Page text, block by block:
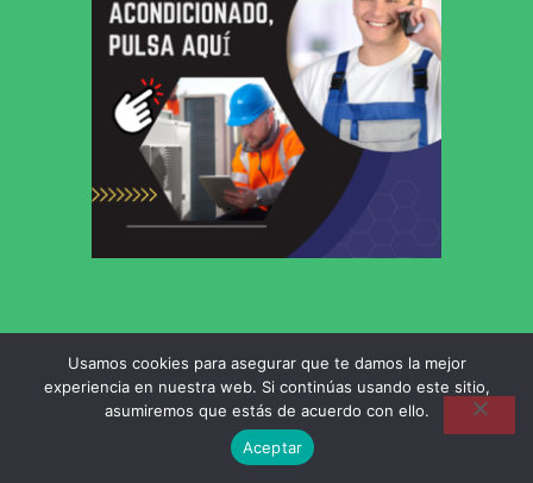
Usamos cookies para asegurar que te damos la mejor
experiencia en nuestra web. Si continúas usando este sitio,
asumiremos que estás de acuerdo con ello.
Aceptar